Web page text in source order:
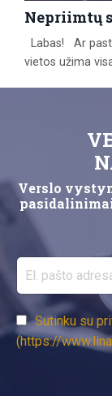
Nepriimtų
Labas! Ar
vietos užima
neišvengiamas,
kartą. Tačiau
– gal. Ir nors
Verslo
Sutinku su
(https://